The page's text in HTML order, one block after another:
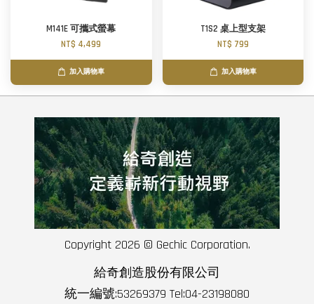
M141E 可攜式螢幕
NT$ 4,499
加入購物車
T1S2 桌上型支架
NT$ 799
加入購物車
Copyright 2026 © Gechic Corporation.
給奇創造股份有限公司
統一編號:53269379 Tel:04-23198080